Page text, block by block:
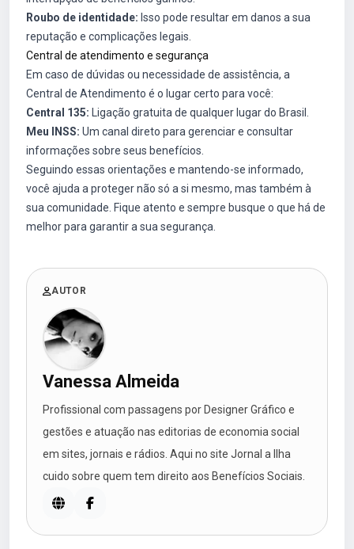
Roubo de identidade: Isso pode resultar em danos a sua
reputação e complicações legais.
Central de atendimento e segurança
Em caso de dúvidas ou necessidade de assistência, a
Central de Atendimento é o lugar certo para você:
Central 135: Ligação gratuita de qualquer lugar do Brasil.
Meu INSS: Um canal direto para gerenciar e consultar
informações sobre seus benefícios.
Seguindo essas orientações e mantendo-se informado,
você ajuda a proteger não só a si mesmo, mas também à
sua comunidade. Fique atento e sempre busque o que há de
melhor para garantir a sua segurança.
AUTOR
Vanessa Almeida
Profissional com passagens por Designer Gráfico e
gestões e atuação nas editorias de economia social
em sites, jornais e rádios. Aqui no site Jornal a Ilha
cuido sobre quem tem direito aos Benefícios Sociais.